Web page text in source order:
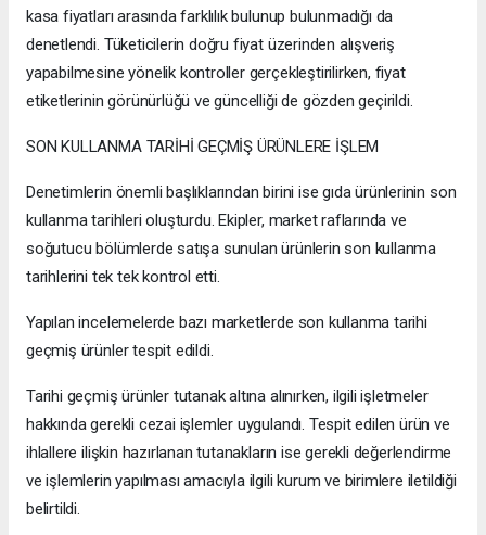
kasa fiyatları arasında farklılık bulunup bulunmadığı da
denetlendi. Tüketicilerin doğru fiyat üzerinden alışveriş
yapabilmesine yönelik kontroller gerçekleştirilirken, fiyat
etiketlerinin görünürlüğü ve güncelliği de gözden geçirildi.
SON KULLANMA TARİHİ GEÇMİŞ ÜRÜNLERE İŞLEM
Denetimlerin önemli başlıklarından birini ise gıda ürünlerinin son
kullanma tarihleri oluşturdu. Ekipler, market raflarında ve
soğutucu bölümlerde satışa sunulan ürünlerin son kullanma
tarihlerini tek tek kontrol etti.
Yapılan incelemelerde bazı marketlerde son kullanma tarihi
geçmiş ürünler tespit edildi.
Tarihi geçmiş ürünler tutanak altına alınırken, ilgili işletmeler
hakkında gerekli cezai işlemler uygulandı. Tespit edilen ürün ve
ihlallere ilişkin hazırlanan tutanakların ise gerekli değerlendirme
ve işlemlerin yapılması amacıyla ilgili kurum ve birimlere iletildiği
belirtildi.